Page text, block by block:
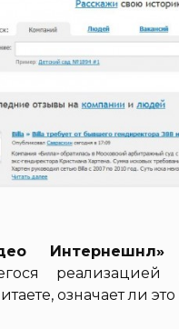
Интернешнл»
реализацией
означает ли